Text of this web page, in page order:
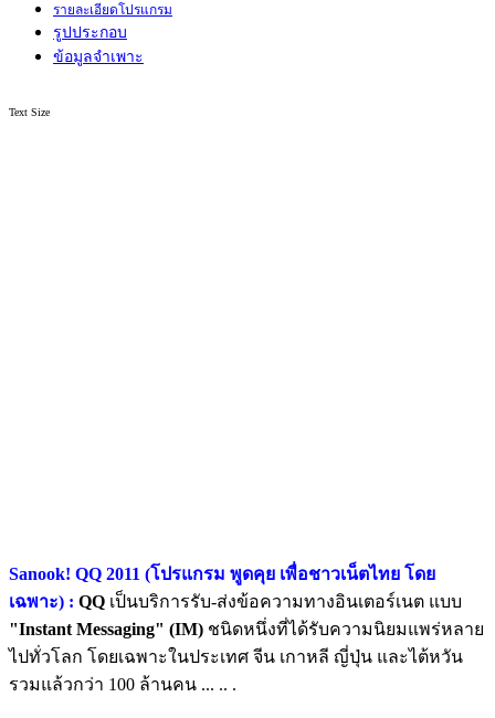
รายละเอียดโปรแกรม
รูปประกอบ
ข้อมูลจำเพาะ
Text Size
Sanook! QQ 2011 (โปรแกรม พูดคุย เพื่อชาวเน็ตไทย โดย
เฉพาะ) : QQ เป็นบริการรับ-ส่งข้อความทางอินเตอร์เนต แบบ
"Instant Messaging" (IM) ชนิดหนึ่งที่ได้รับความนิยมแพร่หลาย
ไปทั่วโลก โดยเฉพาะในประเทศ จีน เกาหลี ญี่ปุ่น และไต้หวัน
รวมแล้วกว่า 100 ล้านคน ... .. .